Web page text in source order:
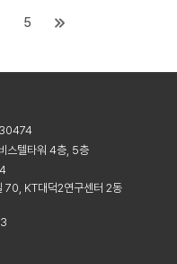
5
스텔타워 4층, 5층
KT대덕2연구센터 2동